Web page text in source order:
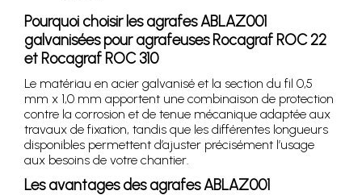
Pourquoi choisir les agrafes ABLAZ001
galvanisées pour agrafeuses Rocagraf ROC 22
et Rocagraf ROC 310
Le matériau en acier galvanisé et la section du fil 0,5
mm x 1,0 mm apportent une combinaison de protection
contre la corrosion et de tenue mécanique adaptée aux
travaux de fixation, tandis que les différentes longueurs
disponibles permettent d’ajuster précisément l’usage
aux besoins de votre chantier.
Les avantages des agrafes ABLAZ001